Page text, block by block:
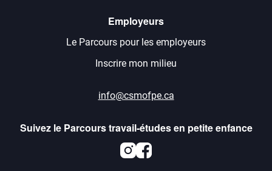
Employeurs
Le Parcours pour les employeurs
Inscrire mon milieu
info@csmofpe.ca
Suivez le Parcours travail-études en petite enfance
Instagram
Facebook